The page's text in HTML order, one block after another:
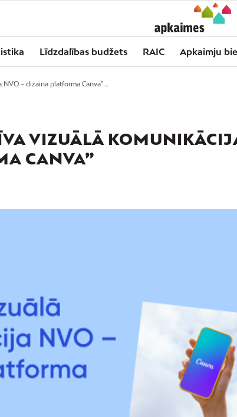
Līdzdalības budžets RAIC Apkaimju
– dizaina platforma Canva”...
VIZUĀLĀ
CANVA”